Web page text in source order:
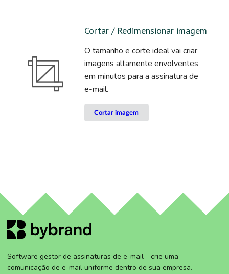
Cortar / Redimensionar imagem
O tamanho e corte ideal vai criar
imagens altamente envolventes
em minutos para a assinatura de
e-mail.
Cortar imagem
Software gestor de assinaturas de e-mail - crie uma
comunicação de e-mail uniforme dentro de sua empresa.